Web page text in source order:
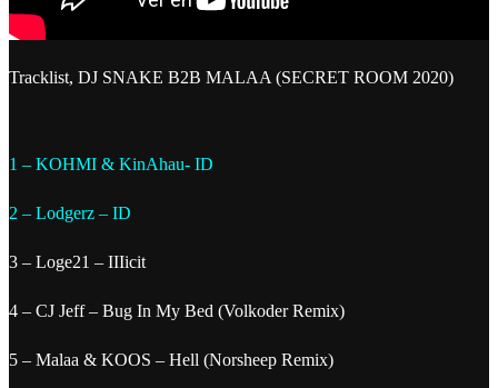
Tracklist, DJ SNAKE B2B MALAA (SECRET ROOM 2020)
1 – KOHMI & KinAhau- ID
2 – Lodgerz – ID
3 – Loge21 – IIIicit
4 – CJ Jeff – Bug In My Bed (Volkoder Remix)
5 – Malaa & KOOS – Hell (Norsheep Remix)